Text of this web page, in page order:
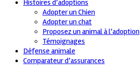
Histoires d’adoptions
Adopter un Chien
Adopter un chat
Proposez un animal à l’adoption
Témoignages
Défense animale
Comparateur d’assurances